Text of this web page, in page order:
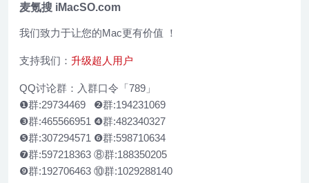
麦氪搜 iMacSO.com
我们致力于让您的Mac更有价值 ！
支持我们： 升级超人用户
QQ讨论群：入群口令「789」
❶群:29734469 ❷群:194231069
❸群:465566951 ❹群:482340327
❺群:307294571 ❻群:598710634
❼群:597218363 ⑧群:188350205
❾群:192706463 ⑩群:1029288140